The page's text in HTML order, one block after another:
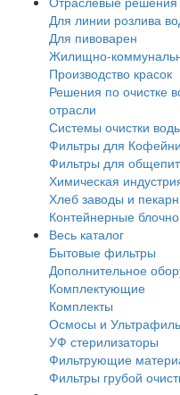
Для линии розлива
Для пивоварен
Жилищно-
Производство красок
Решения по очистке
отрасли
Системы очистки
Фильтры для
Фильтры для
Химическая
Хлеб заводы и
Контейнерные
Весь каталог
Бытовые фильтры
Дополнительное
Комплектующие
Комплекты
Осмосы и
УФ стерилизаторы
Фильтрующие
Фильтры грубой